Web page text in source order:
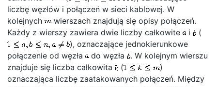
liczbę węzłów i połączeń w sieci kablowej. W
kolejnych
wierszach znajdują się opisy połączeń.
Każdy z wierszy zawiera dwie liczby całkowite
i
(
), oznaczające jednokierunkowe
połączenie od węzła
do węzła
. W kolejnym wierszu
znajduje się liczba całkowita
(
)
oznaczająca liczbę zaatakowanych połączeń. Między